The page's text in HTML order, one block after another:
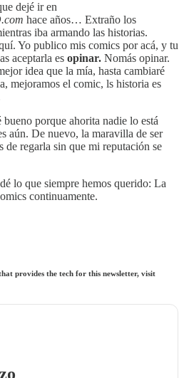
dejé ir en
hace años… Extraño los
iba armando las historias.
Yo publico mis comics por acá, y tu
aceptarla es opinar. Nomás opinar.
idea que la mía, hasta cambiaré
mejoramos el comic, ls historia es
porque ahorita nadie lo está
aún. De nuevo, la maravilla de ser
regarla sin que mi reputación se
lo que siempre hemos querido: La
continuamente.
provides the tech for this newsletter, visit